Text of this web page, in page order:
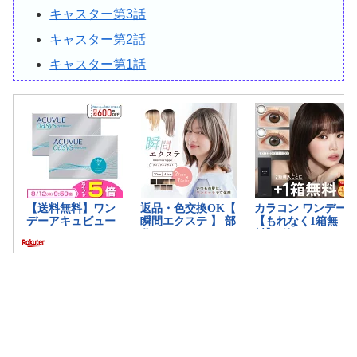
キャスター第3話
キャスター第2話
キャスター第1話